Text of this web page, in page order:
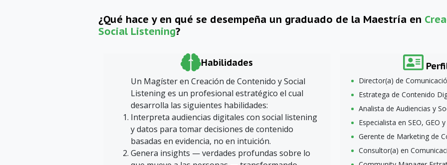
¿Qué hace y en qué se desempeña un graduado de la Maestría en
Social Listening?
Habilidades
Un Magíster en Creación de Contenido y Social
Listening es un profesional estratégico el cual
desarrolla las siguientes habilidades:
Interpreta audiencias digitales con social listening
y datos para tomar decisiones de contenido
basadas en evidencia, no en intuición.
Genera insights — verdades profundas sobre lo
Director(a) de
Estratega de Contenido
Analista de Audiencias y
Especialista en SEO, GEO
Gerente de Marketing de
Consultor(a) en